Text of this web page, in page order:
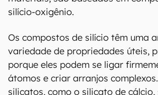
como um silicato (SiO4, ou um
ligado a quatro átomos de
(SiO2, ou um átomo de silício
átomos de oxigênio). O composto
dióxido de silício, também
de uma forma grosseira e
contaminada, é o componente